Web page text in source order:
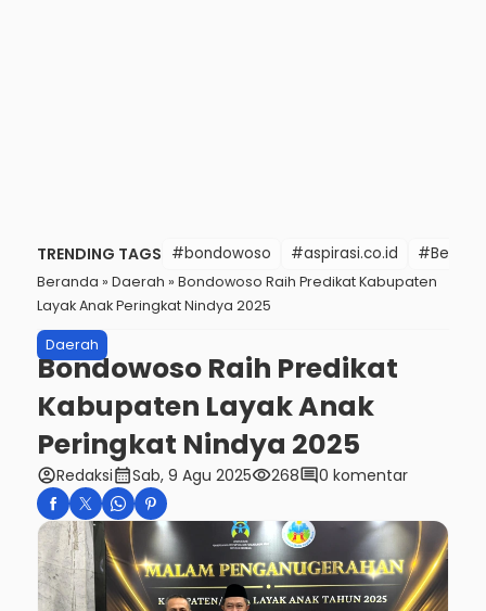
TRENDING TAGS #bondowoso #aspirasi.co.id #Berita
Beranda » Daerah » Bondowoso Raih Predikat Kabupaten
Layak Anak Peringkat Nindya 2025
Daerah
Bondowoso Raih Predikat
Kabupaten Layak Anak
Peringkat Nindya 2025
account_circleRedaksicalendar_monthSab, 9 Agu 2025visibility268comment0 komentar